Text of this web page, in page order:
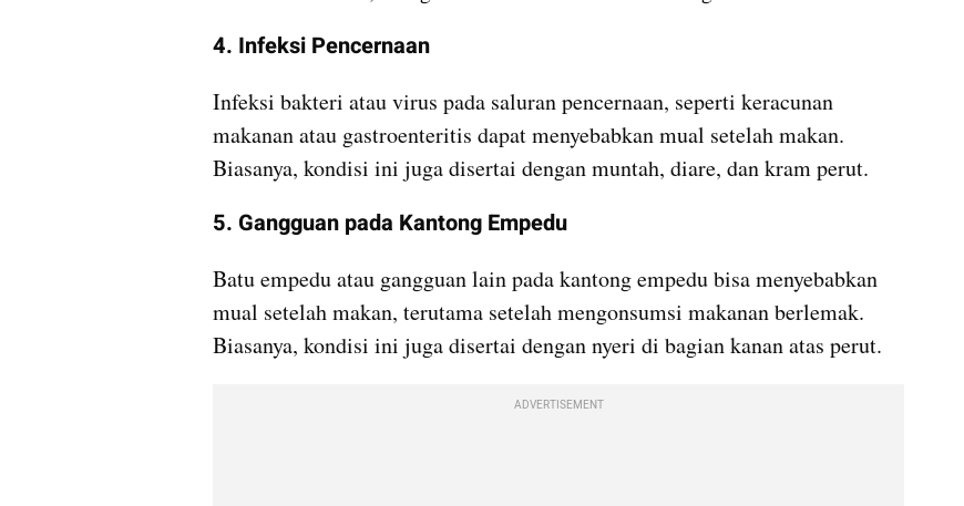
4. Infeksi Pencernaan
Infeksi bakteri atau virus pada saluran pencernaan, seperti keracunan
makanan atau gastroenteritis dapat menyebabkan mual setelah makan.
Biasanya, kondisi ini juga disertai dengan muntah, diare, dan kram perut.
5. Gangguan pada Kantong Empedu
Batu empedu atau gangguan lain pada kantong empedu bisa menyebabkan
mual setelah makan, terutama setelah mengonsumsi makanan berlemak.
Biasanya, kondisi ini juga disertai dengan nyeri di bagian kanan atas perut.
ADVERTISEMENT